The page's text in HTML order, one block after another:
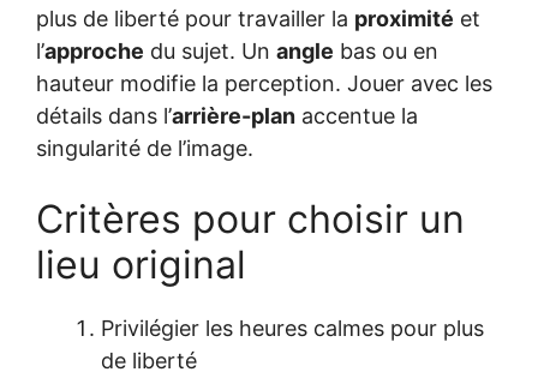
plus de liberté pour travailler la proximité et
l’approche du sujet. Un angle bas ou en
hauteur modifie la perception. Jouer avec les
détails dans l’arrière-plan accentue la
singularité de l’image.
Critères pour choisir un
lieu original
Privilégier les heures calmes pour plus
de liberté